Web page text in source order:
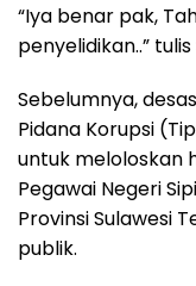
“Iya benar pak,
penyelidikan..” tulis
Sebelumnya,
Pidana Korupsi
untuk meloloskan
Pegawai Negeri
Provinsi Sulawesi
publik.